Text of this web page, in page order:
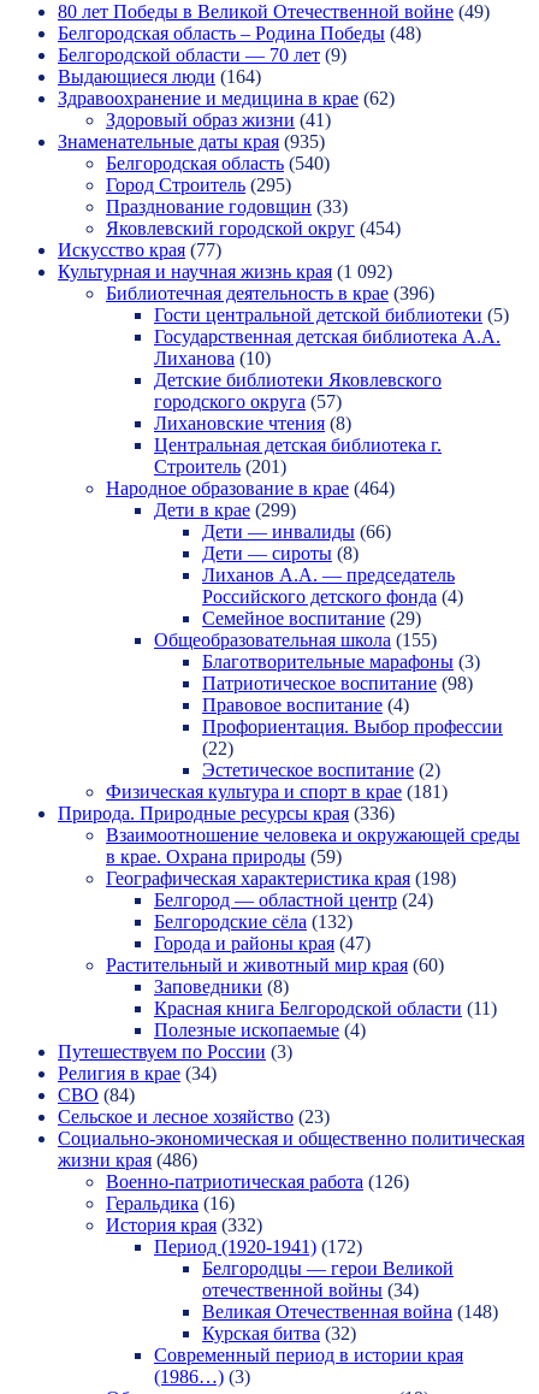
80 лет Победы в Великой Отечественной войне (49)
Белгородская область – Родина Победы (48)
Белгородской области — 70 лет (9)
Выдающиеся люди (164)
Здравоохранение и медицина в крае (62)
Здоровый образ жизни (41)
Знаменательные даты края (935)
Белгородская область (540)
Город Строитель (295)
Празднование годовщин (33)
Яковлевский городской округ (454)
Искусство края (77)
Культурная и научная жизнь края (1 092)
Библиотечная деятельность в крае (396)
Гости центральной детской библиотеки (5)
Государственная детская библиотека А.А.
Лиханова (10)
Детские библиотеки Яковлевского
городского округа (57)
Лихановские чтения (8)
Центральная детская библиотека г.
Строитель (201)
Народное образование в крае (464)
Дети в крае (299)
Дети — инвалиды (66)
Дети — сироты (8)
Лиханов А.А. — председатель
Российского детского фонда (4)
Семейное воспитание (29)
Общеобразовательная школа (155)
Благотворительные марафоны (3)
Патриотическое воспитание (98)
Правовое воспитание (4)
Профориентация. Выбор профессии
(22)
Эстетическое воспитание (2)
Физическая культура и спорт в крае (181)
Природа. Природные ресурсы края (336)
Взаимоотношение человека и окружающей среды
в крае. Охрана природы (59)
Географическая характеристика края (198)
Белгород — областной центр (24)
Белгородские сёла (132)
Города и районы края (47)
Растительный и животный мир края (60)
Заповедники (8)
Красная книга Белгородской области (11)
Полезные ископаемые (4)
Путешествуем по России (3)
Религия в крае (34)
СВО (84)
Сельское и лесное хозяйство (23)
Социально-экономическая и общественно политическая
жизни края (486)
Военно-патриотическая работа (126)
Геральдика (16)
История края (332)
Период (1920-1941) (172)
Белгородцы — герои Великой
отечественной войны (34)
Великая Отечественная война (148)
Курская битва (32)
Современный период в истории края
(1986…) (3)